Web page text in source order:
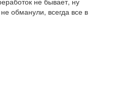
обманули, всегда все в